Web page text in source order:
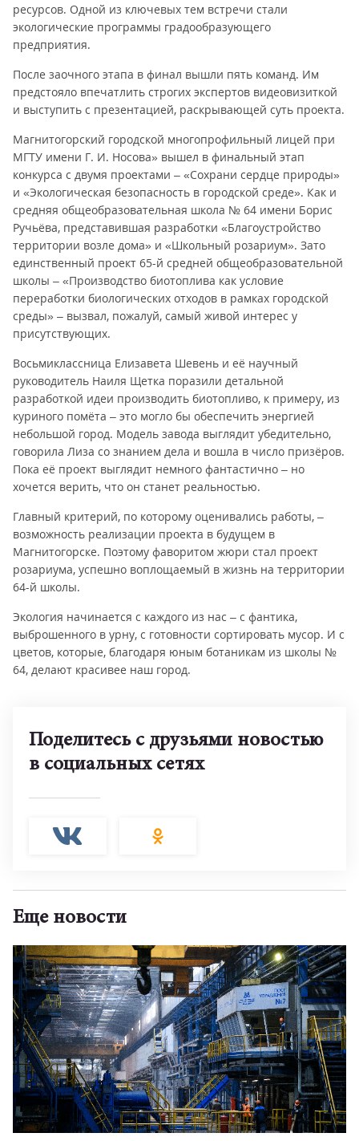
ресурсов. Одной из ключевых тем встречи стали
экологические программы градообразующего
предприятия.
После заочного этапа в финал вышли пять команд. Им
предстояло впечатлить строгих экспертов видеовизиткой
и выступить с презентацией, раскрывающей суть проекта.
Магнитогорский городской многопрофильный лицей при
МГТУ имени Г. И. Носова» вышел в финальный этап
конкурса с двумя проектами – «Сохрани сердце природы»
и «Экологическая безопасность в городской среде». Как и
средняя общеобразовательная школа № 64 имени Борис
Ручьёва, представившая разработки «Благоустройство
территории возле дома» и «Школьный розариум». Зато
единственный проект 65-й средней общеобразовательной
школы – «Производство биотоплива как условие
переработки биологических отходов в рамках городской
среды» – вызвал, пожалуй, самый живой интерес у
присутствующих.
Восьмиклассница Елизавета Шевень и её научный
руководитель Наиля Щетка поразили детальной
разработкой идеи производить биотопливо, к примеру, из
куриного помёта – это могло бы обеспечить энергией
небольшой город. Модель завода выглядит убедительно,
говорила Лиза со знанием дела и вошла в число призёров.
Пока её проект выглядит немного фантастично – но
хочется верить, что он станет реальностью.
Главный критерий, по которому оценивались работы, –
возможность реализации проекта в будущем в
Магнитогорске. Поэтому фаворитом жюри стал проект
розариума, успешно воплощаемый в жизнь на территории
64-й школы.
Экология начинается с каждого из нас – с фантика,
выброшенного в урну, с готовности сортировать мусор. И с
цветов, которые, благодаря юным ботаникам из школы №
64, делают красивее наш город.
Поделитесь с друзьями новостью
в социальных сетях
Еще новости